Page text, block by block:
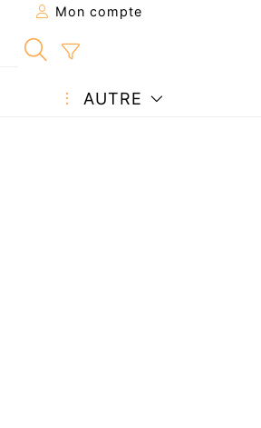
Mon compte
AUTRE
à l'auteur
photo de cette